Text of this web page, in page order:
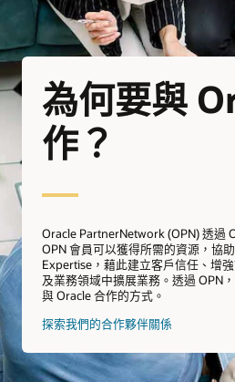
為何要與
作？
Oracle PartnerNetwork (OPN) 透過
OPN 會員可以獲得所需的資源，協
Expertise，藉此建立客戶信任、增
及業務領域中擴展業務。透過 OPN
與 Oracle 合作的方式。
探索我們的合作夥伴關係